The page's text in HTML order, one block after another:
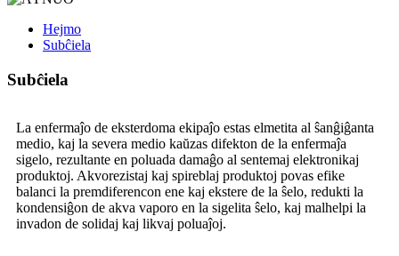
Hejmo
Subĉiela
Subĉiela
La enfermaĵo de eksterdoma ekipaĵo estas elmetita al ŝanĝiĝanta
medio, kaj la severa medio kaŭzas difekton de la enfermaĵa
sigelo, rezultante en poluada damaĝo al sentemaj elektronikaj
produktoj. Akvorezistaj kaj spireblaj produktoj povas efike
balanci la premdiferencon ene kaj ekstere de la ŝelo, redukti la
kondensiĝon de akva vaporo en la sigelita ŝelo, kaj malhelpi la
invadon de solidaj kaj likvaj poluaĵoj.